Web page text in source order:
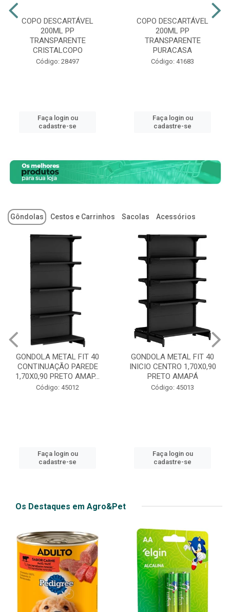
COPO DESCARTÁVEL
200ML PP
TRANSPARENTE
CRISTALCOPO
Código: 28497
Faça login ou
cadastre-se
COPO DESCARTÁVEL
200ML PP
TRANSPARENTE
PURACASA
Código: 41683
Faça login ou
cadastre-se
Gôndolas Cestos e Carrinhos Sacolas Acessórios
GONDOLA METAL FIT 40
INICIO CENTRO 1,70X0,90
PRETO AMAPÁ
Código: 45013
Faça login ou
cadastre-se
GONDOLA METAL FIT 40
INICIO PAREDE 1,70X0,90
PRETO AMAPÁ
Código: 45011
cadastre-se
Os Destaques em Agro&Pet